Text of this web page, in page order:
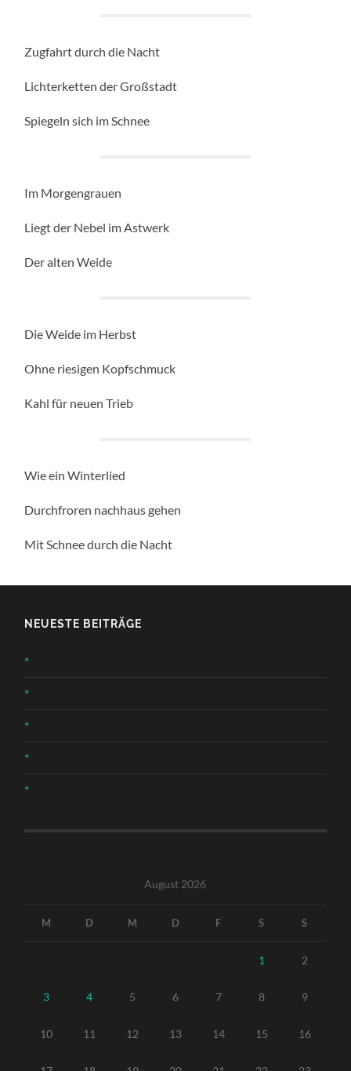
Zugfahrt durch die Nacht
Lichterketten der Großstadt
Spiegeln sich im Schnee
Im Morgengrauen
Liegt der Nebel im Astwerk
Der alten Weide
Die Weide im Herbst
Ohne riesigen Kopfschmuck
Kahl für neuen Trieb
Wie ein Winterlied
Durchfroren nachhaus gehen
Mit Schnee durch die Nacht
NEUESTE BEITRÄGE
*
*
*
*
*
August 2026
M D M D F S S
1 2
3 4 5 6 7 8 9
10 11 12 13 14 15 16